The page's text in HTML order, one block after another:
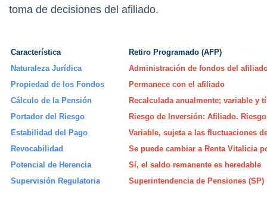
toma de decisiones del afiliado.
Característica
Retiro Programado (AFP)
Naturaleza Jurídica
Administración de fondos del
Propiedad de los Fondos
Permanece con el afiliado
Cálculo de la Pensión
Recalculada anualmente; variable y
Portador del Riesgo
Riesgo de Inversión: Afiliado.
Estabilidad del Pago
Variable, sujeta a las fluctuaciones
Revocabilidad
Se puede cambiar a Renta Vitalicia
Potencial de Herencia
Sí, el saldo remanente es heredable
Supervisión Regulatoria
Superintendencia de Pensiones (SP)